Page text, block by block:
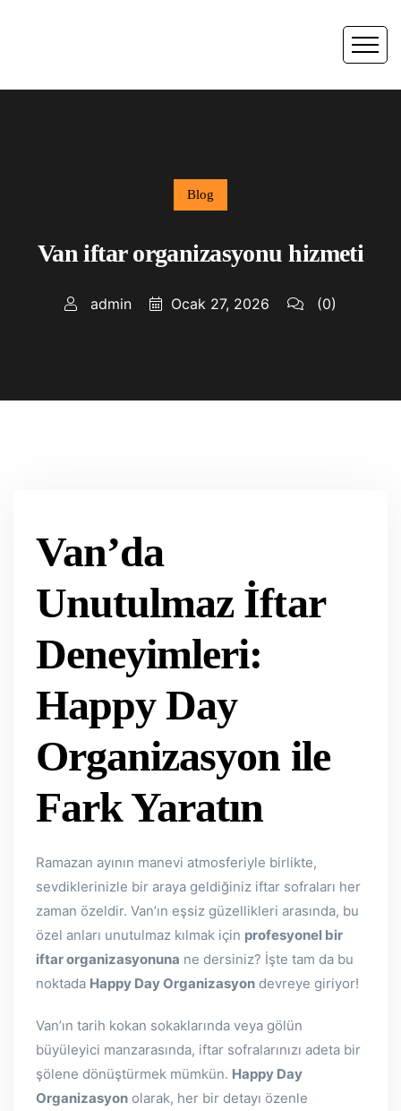
Blog
Van iftar organizasyonu hizmeti
admin Ocak 27, 2026 (0)
Van’da
Unutulmaz İftar
Deneyimleri:
Happy Day
Organizasyon ile
Fark Yaratın
Ramazan ayının manevi atmosferiyle birlikte,
sevdiklerinizle bir araya geldiğiniz iftar sofraları her
zaman özeldir. Van’ın eşsiz güzellikleri arasında, bu
özel anları unutulmaz kılmak için profesyonel bir
iftar organizasyonuna ne dersiniz? İşte tam da bu
noktada Happy Day Organizasyon devreye giriyor!
Van’ın tarih kokan sokaklarında veya gölün
büyüleyici manzarasında, iftar sofralarınızı adeta bir
şölene dönüştürmek mümkün. Happy Day
Organizasyon olarak, her bir detayı özenle